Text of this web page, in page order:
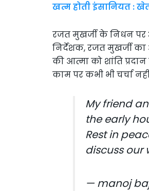
खत्म होती इंसानियत :
रजत मुखर्जी के निधन पर
निर्देशक, रजत मुखर्जी
की आत्मा को शांति
काम पर कभी भी चर्चा
My friend
the early
Rest in
discuss our
— manoj